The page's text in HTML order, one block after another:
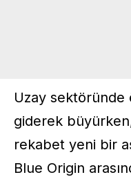
Uzay
giderek
rekabet yeni bir
Blue Origin